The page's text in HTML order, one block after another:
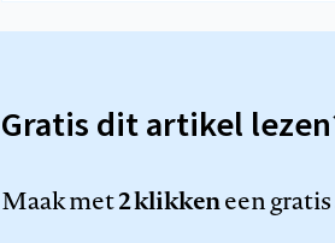
Gratis dit artikel
Maak met2 klikkeneen